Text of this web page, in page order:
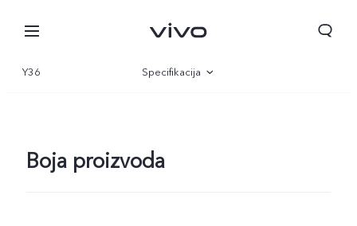
Y36 Specifikacija
Boja proizvoda